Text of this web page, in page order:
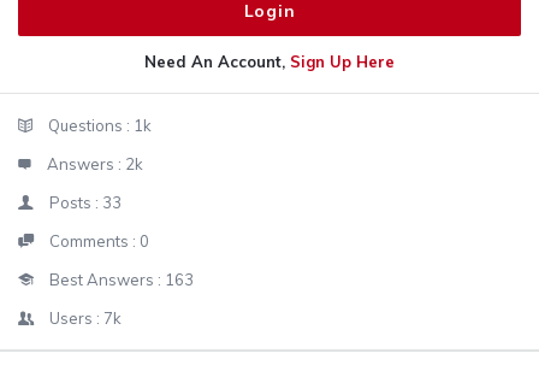
Need An Account, Sign Up Here
StatsQuestions : 1k
Answers : 2k
Posts : 33
Comments : 0
Best Answers : 163
Users : 7k